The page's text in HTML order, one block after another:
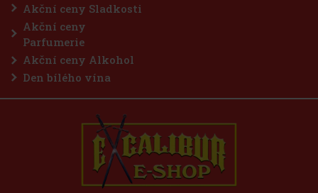
Akční ceny Sladkosti
Akční ceny
Parfumerie
Akční ceny Alkohol
Den bílého vína